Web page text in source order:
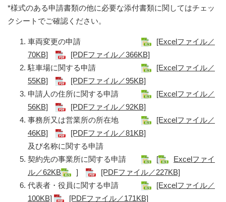
*様式のある申請書類の他に必要な添付書類に関してはチェッ
クシートでご確認ください。
車両変更の申請
[Excelファイル／
70KB]
[PDFファイル／366KB]
駐車場に関する申請
[Excelファイル／
55KB]
[PDFファイル／95KB]
申請人の住所に関する申請
[Excelファイル／
56KB]
[PDFファイル／92KB]
事務所又は営業所の所在地
[Excelファイル／
46KB]
[PDFファイル／81KB]
及び名称に関する申請
契約先の事業所に関する申請
[
Excelファイ
ル／62KB
]
[PDFファイル／227KB]
代表者・役員に関する申請
[Excelファイル／
100KB]
[PDFファイル／171KB]